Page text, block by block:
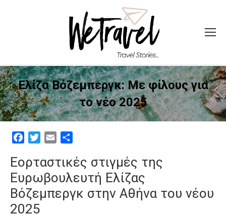
Ελίζα Βόζεμπεργκ: Με φίλους για
το νέο 2025
FacebookTwitterEmail
Εορταστικές στιγμές της
Ευρωβουλευτή Ελίζας
Βόζεμπεργκ στην Αθήνα του νέου
2025